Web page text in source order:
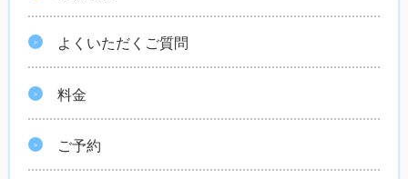
よくいただくご質問
料金
ご予約